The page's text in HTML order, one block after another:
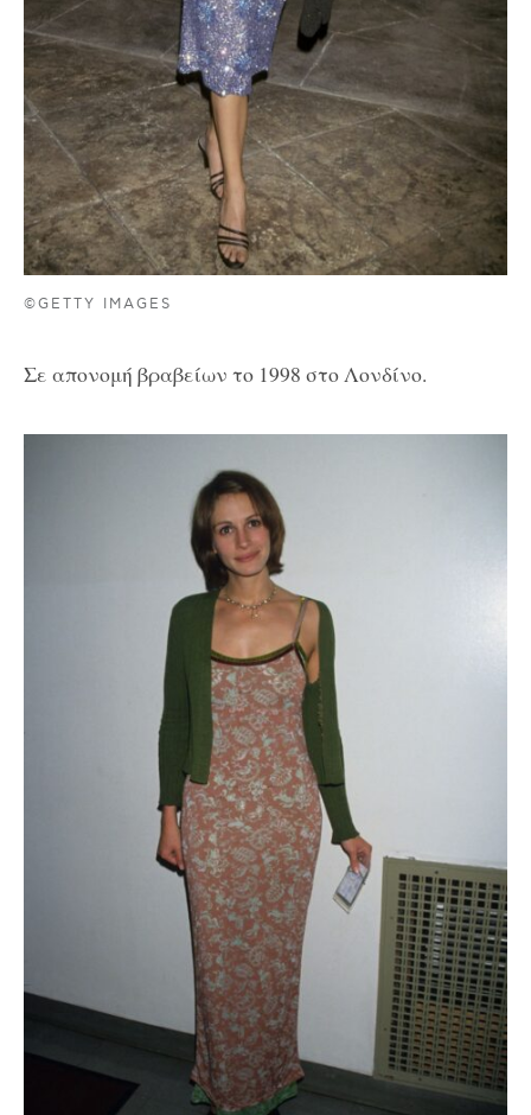
©GETTY IMAGES
Σε απονομή βραβείων το 1998 στο Λονδίνο.